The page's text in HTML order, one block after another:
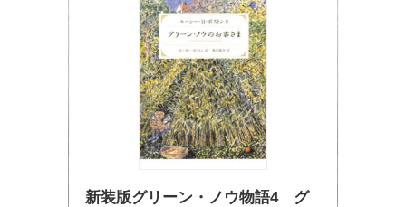
新装版グリーン・ノウ物語4 グ